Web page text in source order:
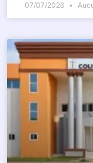
07/07/2026